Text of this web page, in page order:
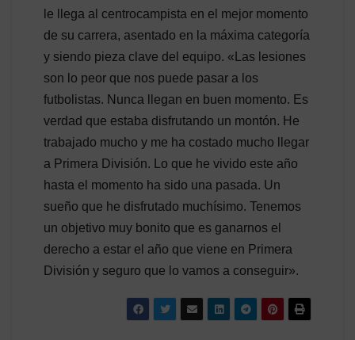
le llega al centrocampista en el mejor momento
de su carrera, asentado en la máxima categoría
y siendo pieza clave del equipo. «Las lesiones
son lo peor que nos puede pasar a los
futbolistas. Nunca llegan en buen momento. Es
verdad que estaba disfrutando un montón. He
trabajado mucho y me ha costado mucho llegar
a Primera División. Lo que he vivido este año
hasta el momento ha sido una pasada. Un
sueño que he disfrutado muchísimo. Tenemos
un objetivo muy bonito que es ganarnos el
derecho a estar el año que viene en Primera
División y seguro que lo vamos a conseguir».